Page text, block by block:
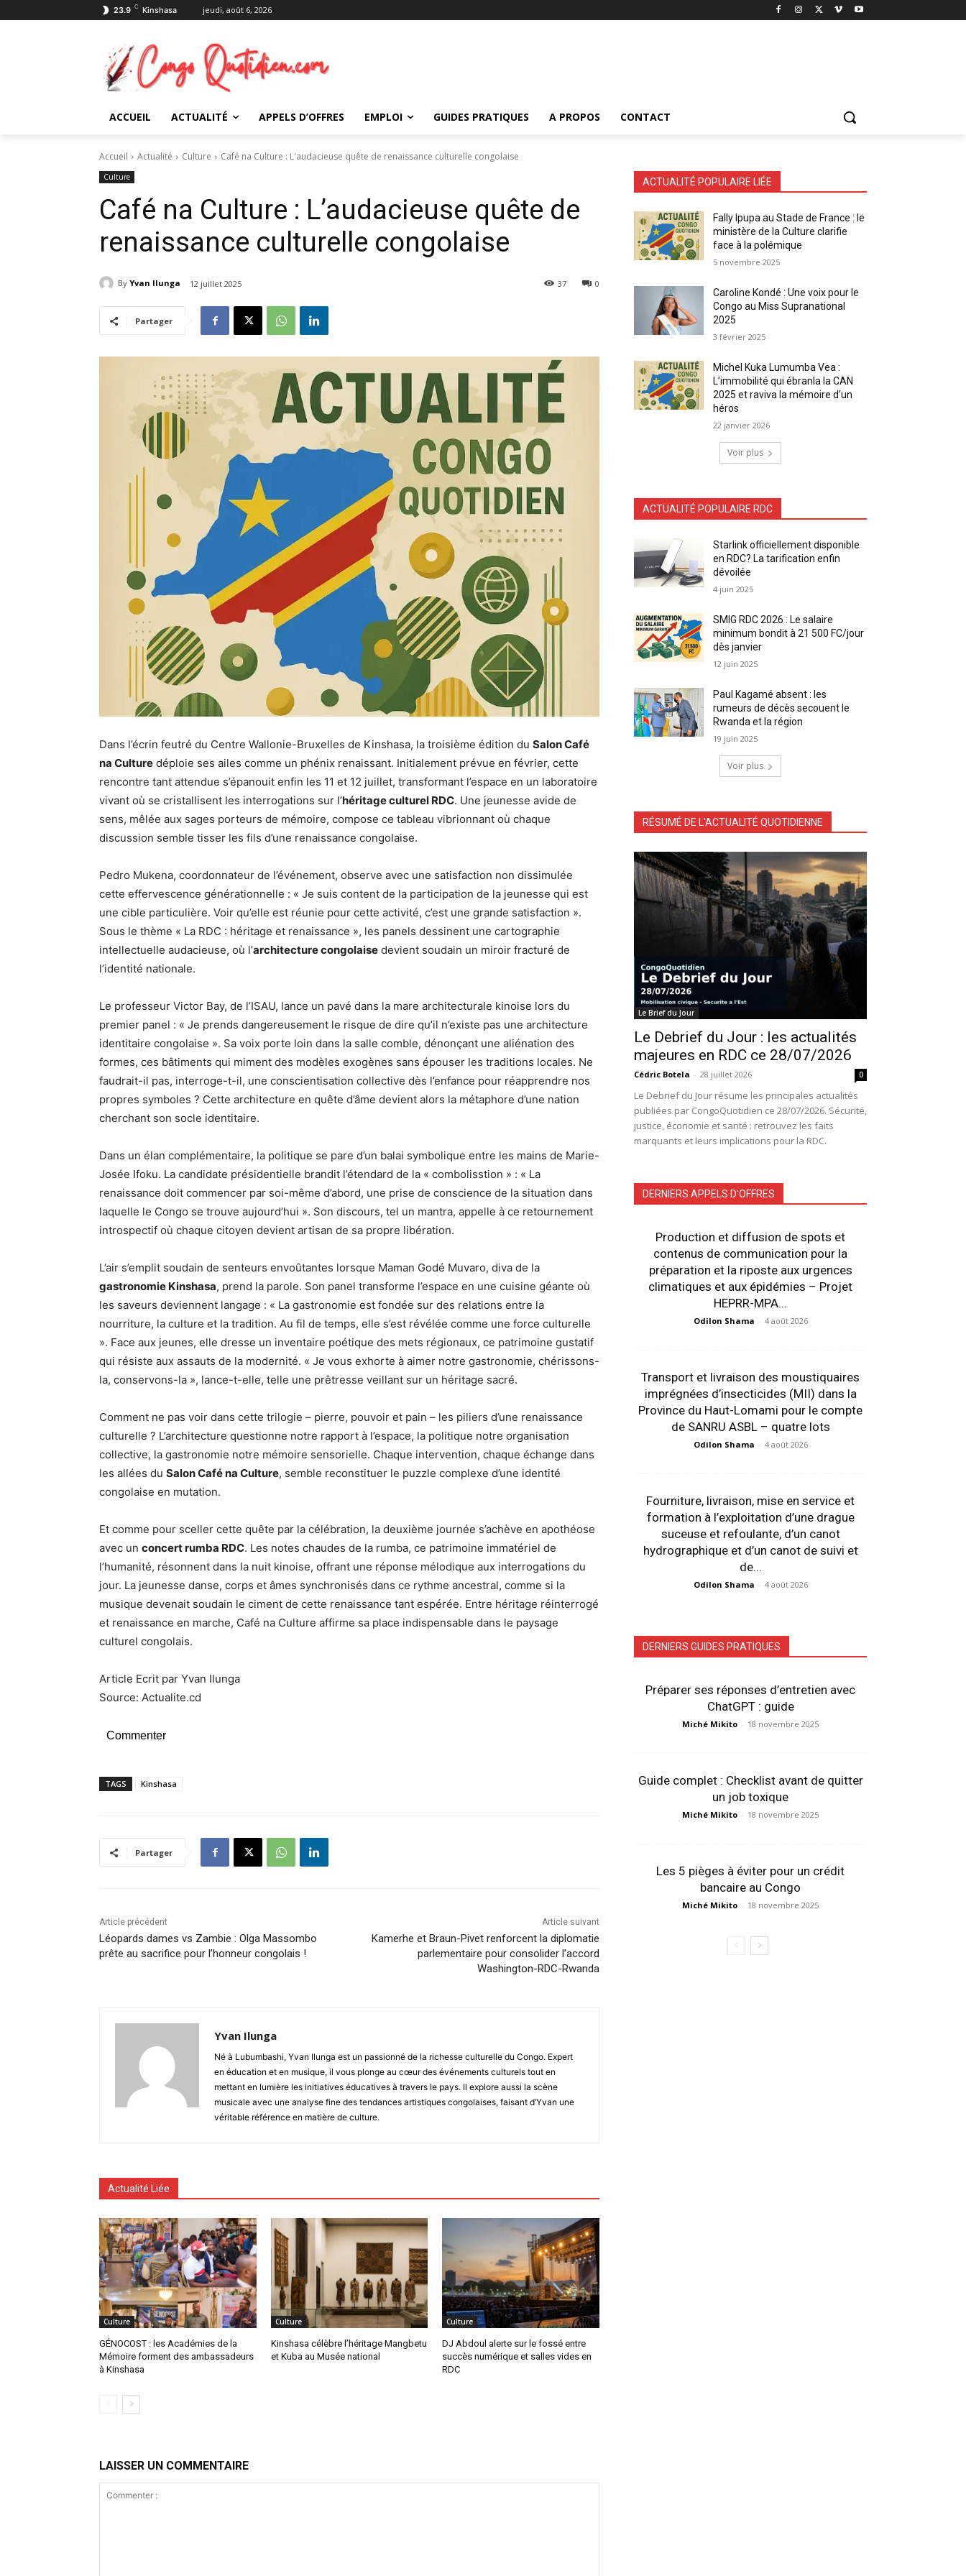
23.9 C Kinshasa jeudi, août 6, 2026
ACCUEIL ACTUALITÉ APPELS D’OFFRES EMPLOI GUIDES PRATIQUES A PROPOS CONTACT
Accueil Actualité Culture Café na Culture : L'audacieuse quête de renaissance culturelle congolaise
Culture
Café na Culture : L’audacieuse quête de
renaissance culturelle congolaise
By Yvan Ilunga 12 juillet 2025 0
37
Partager
Dans l’écrin feutré du Centre Wallonie-Bruxelles de Kinshasa, la troisième édition du Salon Café
na Culture déploie ses ailes comme un phénix renaissant. Initialement prévue en février, cette
rencontre tant attendue s’épanouit enfin les 11 et 12 juillet, transformant l’espace en un laboratoire
vivant où se cristallisent les interrogations sur l’héritage culturel RDC. Une jeunesse avide de
sens, mêlée aux sages porteurs de mémoire, compose ce tableau vibrionnant où chaque
discussion semble tisser les fils d’une renaissance congolaise.
Pedro Mukena, coordonnateur de l’événement, observe avec une satisfaction non dissimulée
cette effervescence générationnelle : « Je suis content de la participation de la jeunesse qui est
une cible particulière. Voir qu’elle est réunie pour cette activité, c’est une grande satisfaction ».
Sous le thème « La RDC : héritage et renaissance », les panels dessinent une cartographie
intellectuelle audacieuse, où l’architecture congolaise devient soudain un miroir fracturé de
l’identité nationale.
Le professeur Victor Bay, de l’ISAU, lance un pavé dans la mare architecturale kinoise lors du
premier panel : « Je prends dangereusement le risque de dire qu’il n’existe pas une architecture
identitaire congolaise ». Sa voix porte loin dans la salle comble, dénonçant une aliénation des
formes, ces bâtiments qui miment des modèles exogènes sans épouser les traditions locales. Ne
faudrait-il pas, interroge-t-il, une conscientisation collective dès l’enfance pour réapprendre nos
propres symboles ? Cette architecture en quête d’âme devient alors la métaphore d’une nation
cherchant son socle identitaire.
Dans un élan complémentaire, la politique se pare d’un balai symbolique entre les mains de Marie-
Josée Ifoku. La candidate présidentielle brandit l’étendard de la « combolisstion » : « La
renaissance doit commencer par soi-même d’abord, une prise de conscience de la situation dans
laquelle le Congo se trouve aujourd’hui ». Son discours, tel un mantra, appelle à ce retournement
introspectif où chaque citoyen devient artisan de sa propre libération.
L’air s’emplit soudain de senteurs envoûtantes lorsque Maman Godé Muvaro, diva de la
gastronomie Kinshasa, prend la parole. Son panel transforme l’espace en une cuisine géante où
les saveurs deviennent langage : « La gastronomie est fondée sur des relations entre la
nourriture, la culture et la tradition. Au fil de temps, elle s’est révélée comme une force culturelle
». Face aux jeunes, elle dresse un inventaire poétique des mets régionaux, ce patrimoine gustatif
qui résiste aux assauts de la modernité. « Je vous exhorte à aimer notre gastronomie, chérissons-
la, conservons-la », lance-t-elle, telle une prêtresse veillant sur un héritage sacré.
Comment ne pas voir dans cette trilogie – pierre, pouvoir et pain – les piliers d’une renaissance
culturelle ? L’architecture questionne notre rapport à l’espace, la politique notre organisation
collective, la gastronomie notre mémoire sensorielle. Chaque intervention, chaque échange dans
les allées du Salon Café na Culture, semble reconstituer le puzzle complexe d’une identité
congolaise en mutation.
Et comme pour sceller cette quête par la célébration, la deuxième journée s’achève en apothéose
avec un concert rumba RDC. Les notes chaudes de la rumba, ce patrimoine immatériel de
l’humanité, résonnent dans la nuit kinoise, offrant une réponse mélodique aux interrogations du
jour. La jeunesse danse, corps et âmes synchronisés dans ce rythme ancestral, comme si la
musique devenait soudain le ciment de cette renaissance tant espérée. Entre héritage réinterrogé
et renaissance en marche, Café na Culture affirme sa place indispensable dans le paysage
culturel congolais.
Article Ecrit par Yvan Ilunga
Source: Actualite.cd
Commenter
TAGS Kinshasa
Partager
Article précédent
Léopards dames vs Zambie : Olga Massombo
prête au sacrifice pour l’honneur congolais !
Article suivant
Kamerhe et Braun-Pivet renforcent la diplomatie
parlementaire pour consolider l’accord
Washington-RDC-Rwanda
Yvan Ilunga
Né à Lubumbashi, Yvan Ilunga est un passionné de la richesse culturelle du Congo. Expert
en éducation et en musique, il vous plonge au cœur des événements culturels tout en
mettant en lumière les initiatives éducatives à travers le pays. Il explore aussi la scène
musicale avec une analyse fine des tendances artistiques congolaises, faisant d’Yvan une
véritable référence en matière de culture.
Actualité Liée
Culture
GÉNOCOST : les Académies de la
Mémoire forment des ambassadeurs
à Kinshasa
Culture
Kinshasa célèbre l’héritage Mangbetu
et Kuba au Musée national
Culture
DJ Abdoul alerte sur le fossé entre
succès numérique et salles vides en
RDC
LAISSER UN COMMENTAIRE
ACTUALITÉ POPULAIRE LIÉE
Fally Ipupa au Stade de France : le
ministère de la Culture clarifie
face à la polémique
5 novembre 2025
Caroline Kondé : Une voix pour le
Congo au Miss Supranational
2025
3 février 2025
Michel Kuka Lumumba Vea :
L’immobilité qui ébranla la CAN
2025 et raviva la mémoire d’un
héros
22 janvier 2026
Voir plus
ACTUALITÉ POPULAIRE RDC
Starlink officiellement disponible
en RDC? La tarification enfin
dévoilée
4 juin 2025
SMIG RDC 2026 : Le salaire
minimum bondit à 21 500 FC/jour
dès janvier
12 juin 2025
Paul Kagamé absent : les
rumeurs de décès secouent le
Rwanda et la région
19 juin 2025
Voir plus
RÉSUMÉ DE L'ACTUALITÉ QUOTIDIENNE
Le Brief du Jour
Le Debrief du Jour : les actualités
majeures en RDC ce 28/07/2026
Cédric Botela - 28 juillet 2026 0
Le Debrief du Jour résume les principales actualités
publiées par CongoQuotidien ce 28/07/2026. Sécurité,
justice, économie et santé : retrouvez les faits
marquants et leurs implications pour la RDC.
DERNIERS APPELS D'OFFRES
Production et diffusion de spots et
contenus de communication pour la
préparation et la riposte aux urgences
climatiques et aux épidémies – Projet
HEPRR-MPA...
Odilon Shama - 4 août 2026
Transport et livraison des moustiquaires
imprégnées d’insecticides (MII) dans la
Province du Haut-Lomami pour le compte
de SANRU ASBL – quatre lots
Odilon Shama - 4 août 2026
Fourniture, livraison, mise en service et
formation à l’exploitation d’une drague
suceuse et refoulante, d’un canot
hydrographique et d’un canot de suivi et
de...
Odilon Shama - 4 août 2026
DERNIERS GUIDES PRATIQUES
Préparer ses réponses d’entretien avec
ChatGPT : guide
Miché Mikito - 18 novembre 2025
Guide complet : Checklist avant de quitter
un job toxique
Miché Mikito - 18 novembre 2025
Les 5 pièges à éviter pour un crédit
bancaire au Congo
Miché Mikito - 18 novembre 2025